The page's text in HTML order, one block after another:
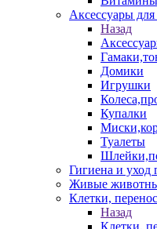
Аксессуары
Назад
Домики
Игрушки
Купалки
Туалеты
Гигиена и уход
Живые
Клетки,
Назад
Клетки,